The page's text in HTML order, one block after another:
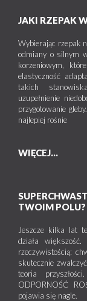
JAKI RZEPAK
Wybierając rzepak
odmiany o silnym
korzeniowym,
elastyczność
takich
uzupełnienie
przygotowanie
najlepiej rośnie
WIĘCEJ...
TWOIM POLU?
Jeszcze kilka lat
działa
rzeczywistością:
skutecznie
teoria
ODPORNOŚĆ
pojawia się nagle.